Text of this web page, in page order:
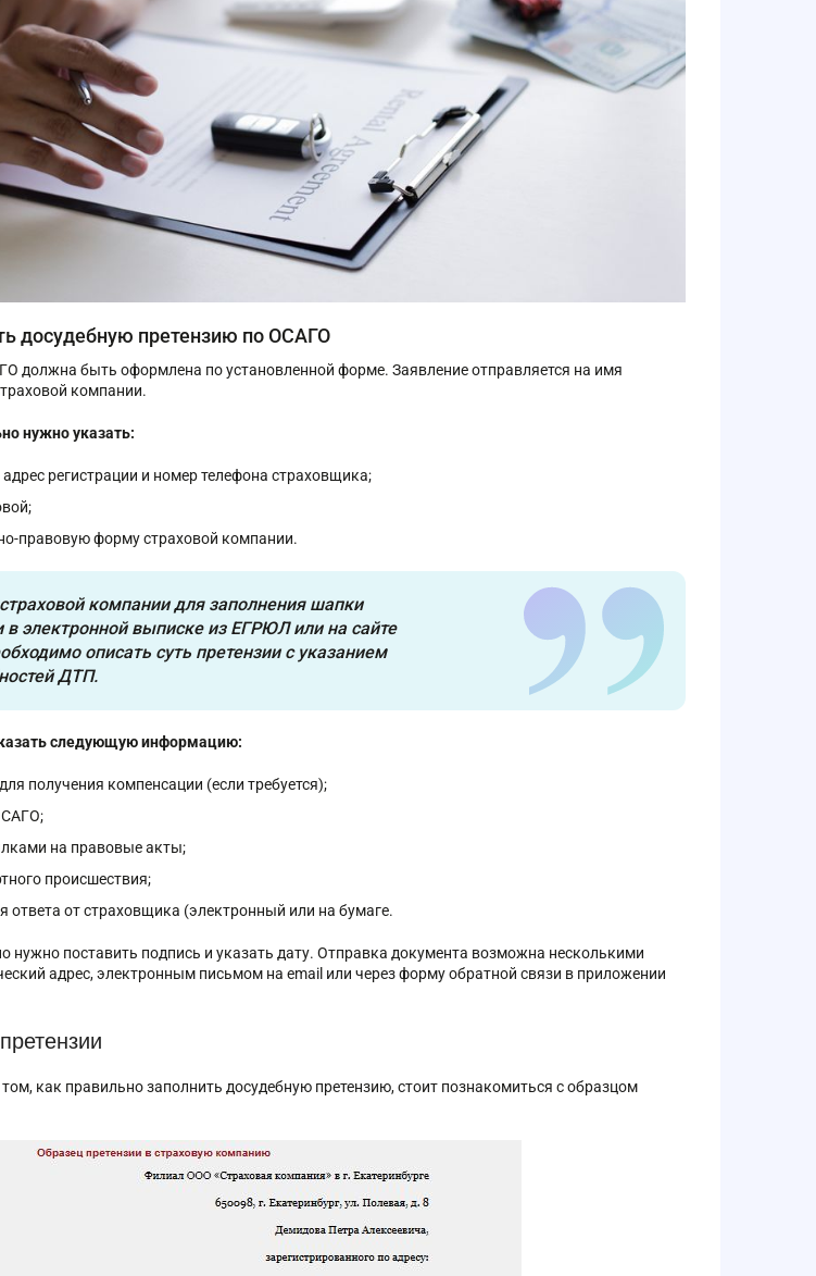
досудебную претензию по ОСАГО
должна быть оформлена по установленной форме. Заявление отправляется на имя
компании.
нужно указать:
регистрации и номер телефона страховщика;
правовую форму страховой компании.
компании для заполнения шапки
электронной выписке из ЕГРЮЛ или на сайте
описать суть претензии с указанием
ДТП.
следующую информацию:
получения компенсации (если требуется);
на правовые акты;
происшествия;
ответа от страховщика (электронный или на бумаге.
нужно поставить подпись и указать дату. Отправка документа возможна несколькими
адрес, электронным письмом на email или через форму обратной связи в приложении
как правильно заполнить досудебную претензию, стоит познакомиться с образцом